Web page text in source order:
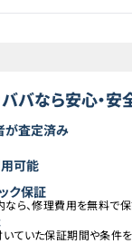
バなら安心・安
が査定済み
可能
ク保証
ら、修理費用を無料で
ていた保証期間や条件